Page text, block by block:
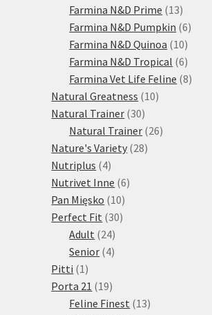
Farmina N&D Prime 1313
Farmina N&D Pumpkin 66
Farmina N&D Quinoa 1010
Farmina N&D Tropical 66
Farmina Vet Life Feline 88
Natural Greatness 1010
Natural Trainer 3030
produktů
Natural Trainer 2626
Nature's Variety 2828
Nutriplus 44
produkty
Nutrivet Inne 66
Pan Mięsko 1010
produktů
Perfect Fit 3030
Adult 2424
produktů
Senior 44
Pitti 1 1
produkt
Porta 21 1919
produktů
Feline Finest 1313